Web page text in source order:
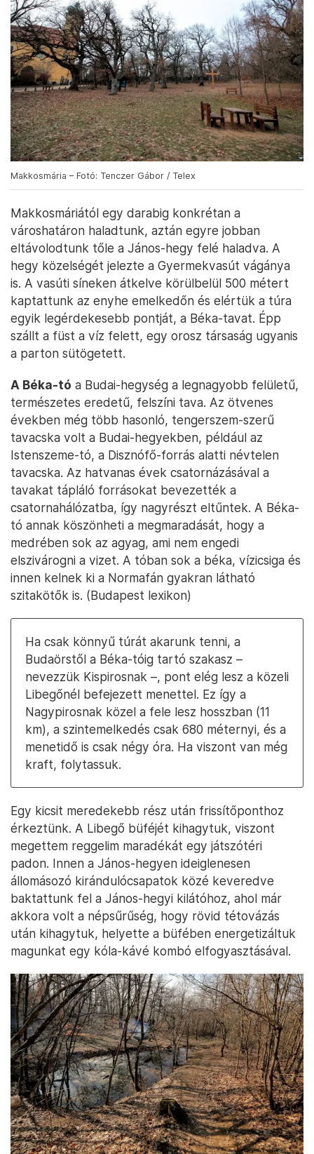
Makkosmária – Fotó: Tenczer Gábor / Telex
Makkosmáriától egy darabig konkrétan a
városhatáron haladtunk, aztán egyre jobban
eltávolodtunk tőle a János-hegy felé haladva. A
hegy közelségét jelezte a Gyermekvasút vágánya
is. A vasúti síneken átkelve körülbelül 500 métert
kaptattunk az enyhe emelkedőn és elértük a túra
egyik legérdekesebb pontját, a Béka-tavat. Épp
szállt a füst a víz felett, egy orosz társaság ugyanis
a parton sütögetett.
A Béka-tó a Budai-hegység a legnagyobb felületű,
természetes eredetű, felszíni tava. Az ötvenes
években még több hasonló, tengerszem-szerű
tavacska volt a Budai-hegyekben, például az
Istenszeme-tó, a Disznófő-forrás alatti névtelen
tavacska. Az hatvanas évek csatornázásával a
tavakat tápláló forrásokat bevezették a
csatornahálózatba, így nagyrészt eltűntek. A Béka-
tó annak köszönheti a megmaradását, hogy a
medrében sok az agyag, ami nem engedi
elszivárogni a vizet. A tóban sok a béka, vízicsiga és
innen kelnek ki a Normafán gyakran látható
szitakötők is. (Budapest lexikon)
Ha csak könnyű túrát akarunk tenni, a
Budaörstől a Béka-tóig tartó szakasz –
nevezzük Kispirosnak –, pont elég lesz a közeli
Libegőnél befejezett menettel. Ez így a
Nagypirosnak közel a fele lesz hosszban (11
km), a szintemelkedés csak 680 méternyi, és a
menetidő is csak négy óra. Ha viszont van még
kraft, folytassuk.
Egy kicsit meredekebb rész után frissítőponthoz
érkeztünk. A Libegő büféjét kihagytuk, viszont
megettem reggelim maradékát egy játszótéri
padon. Innen a János-hegyen ideiglenesen
állomásozó kirándulócsapatok közé keveredve
baktattunk fel a János-hegyi kilátóhoz, ahol már
akkora volt a népsűrűség, hogy rövid tétovázás
után kihagytuk, helyette a büfében energetizáltuk
magunkat egy kóla-kávé kombó elfogyasztásával.